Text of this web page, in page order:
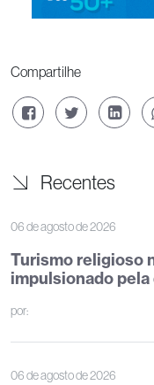
Compartilhe
Recentes
06 de agosto de 2026
Turismo religioso
impulsionado
por:
06 de agosto de 2026